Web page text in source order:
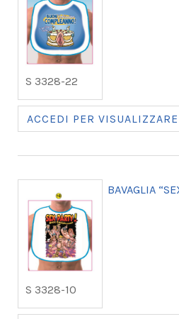
S 3328-22
ACCEDI PER
S 3328-10
BAVAGLIA